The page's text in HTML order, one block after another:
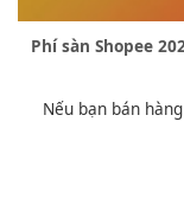
Phí sàn Shopee
Nếu bạn bán